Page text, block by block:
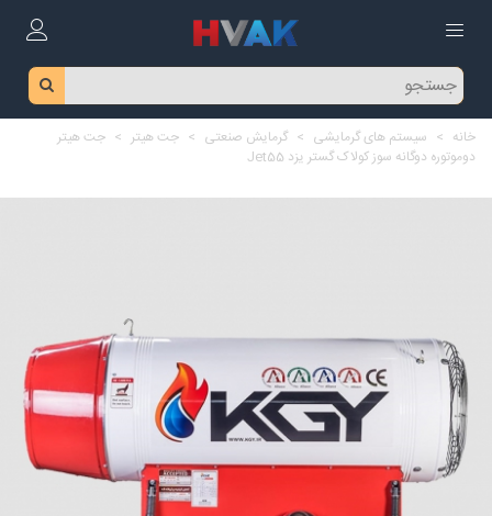
خانه > سیستم های گرمایشی > گرمایش صنعتی > جت هیتر > جت هیتر
دوموتوره دوگانه سوز کولاک گستر یزد Jet55